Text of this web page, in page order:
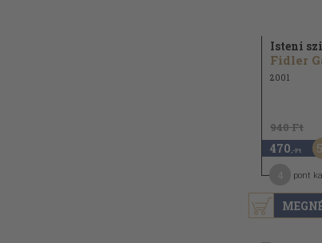
Isteni
Fidler
2001
940 Ft
470 ,-Ft
pont